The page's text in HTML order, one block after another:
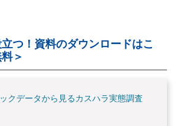
つ！資料のダウンロードはこ
＞